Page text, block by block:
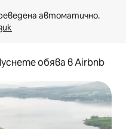
обява в Airbnb